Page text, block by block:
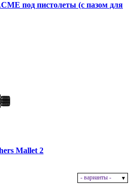
под пистолеты (с пазом для
Mallet 2
- варианты -